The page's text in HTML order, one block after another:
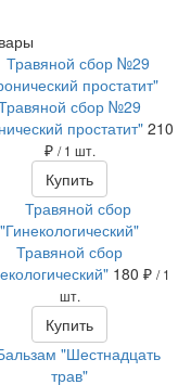
сбор №29
простатит" 210
₽ / 1 шт.
Купить
Травяной сбор
180 ₽ / 1
шт.
Купить